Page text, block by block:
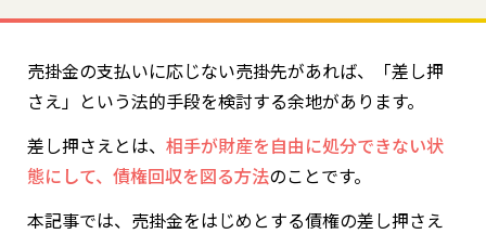
売掛金の支払いに応じない売掛先があれば、「差し押
さえ」という法的手段を検討する余地があります。
差し押さえとは、 相手が財産を自由に処分できない状
態にして、債権回収を図る方法のことです。
本記事では、売掛金をはじめとする債権の差し押さえ